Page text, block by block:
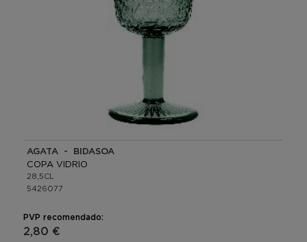
AGATA - BIDASOA
COPA VIDRIO
28,5CL
5426077
PVP recomendado:
2,80 €